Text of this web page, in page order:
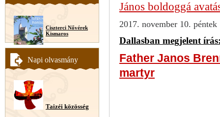
Ciszterci Nővérek
Kismaros
Napi olvasmány
Taizéi közösség
János boldoggá
2017. november 10. péntek
Dallasban megjelent
Father Janos
martyr